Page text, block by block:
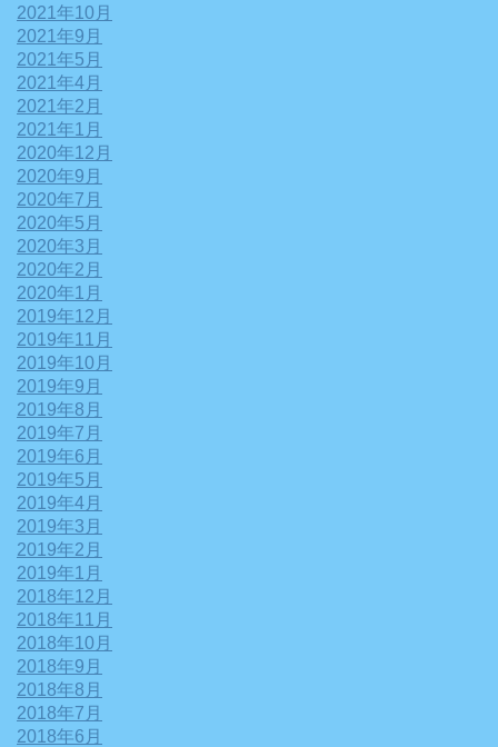
2021年10月
2021年9月
2021年5月
2021年4月
2021年2月
2021年1月
2020年12月
2020年9月
2020年7月
2020年5月
2020年3月
2020年2月
2020年1月
2019年12月
2019年11月
2019年10月
2019年9月
2019年8月
2019年7月
2019年6月
2019年5月
2019年4月
2019年3月
2019年2月
2019年1月
2018年12月
2018年11月
2018年10月
2018年9月
2018年8月
2018年7月
2018年6月